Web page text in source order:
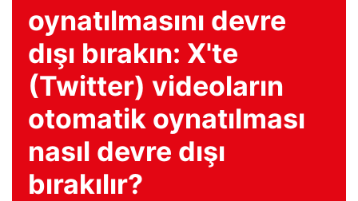
oynatılmasını devre
dışı bırakın: X'te
(Twitter) videoların
otomatik oynatılması
nasıl devre dışı
bırakılır?